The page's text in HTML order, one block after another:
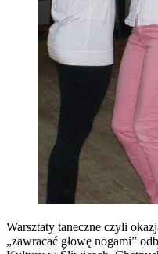
Warsztaty taneczne czyli
„zawracać głowę nogami”